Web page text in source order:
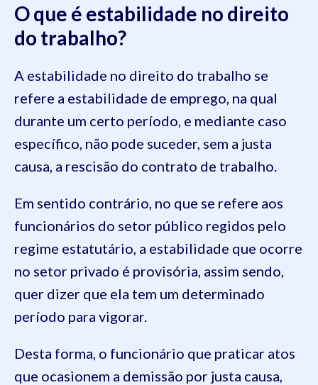
O que é estabilidade no direito
do trabalho?
A estabilidade no direito do trabalho se
refere a estabilidade de emprego, na qual
durante um certo período, e mediante caso
específico, não pode suceder, sem a justa
causa, a rescisão do contrato de trabalho.
Em sentido contrário, no que se refere aos
funcionários do setor público regidos pelo
regime estatutário, a estabilidade que ocorre
no setor privado é provisória, assim sendo,
quer dizer que ela tem um determinado
período para vigorar.
Desta forma, o funcionário que praticar atos
que ocasionem a demissão por justa causa,